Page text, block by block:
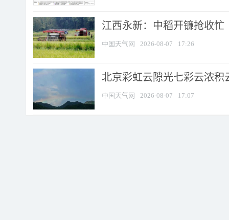
江西永新：中稻开镰抢收忙
中国天气网 2026-08-07 17:26
北京彩虹云隙光七彩云浓积
中国天气网 2026-08-07 17:07